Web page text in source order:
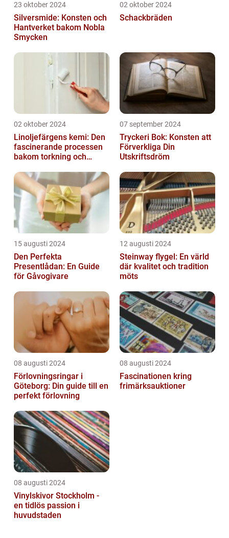
23 oktober 2024
Silversmide: Konsten och
Hantverket bakom Nobla
Smycken
02 oktober 2024
Schackbräden
02 oktober 2024
Linoljefärgens kemi: Den
fascinerande processen
bakom torkning och
07 september 2024
Tryckeri Bok: Konsten att
Förverkliga Din
Utskriftsdröm
15 augusti 2024
Den Perfekta
Presentlådan: En Guide
för Gåvogivare
12 augusti 2024
Steinway flygel: En värld
där kvalitet och tradition
möts
08 augusti 2024
Förlovningsringar i
Göteborg: Din guide till en
perfekt förlovning
08 augusti 2024
Fascinationen kring
frimärksauktioner
08 augusti 2024
Vinylskivor Stockholm -
en tidlös passion i
huvudstaden